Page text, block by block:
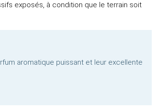
exposés, à condition que le terrain soit
aromatique puissant et leur excellente